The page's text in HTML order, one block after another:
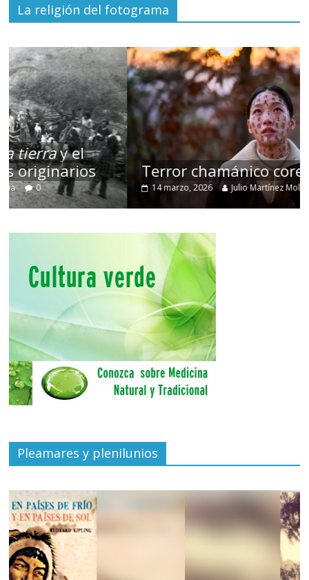
La religión del fotograma
Terror chamánico coreano
14 marzo, 2026 Julio Martínez Molina 0
Pleamares y plenilunios